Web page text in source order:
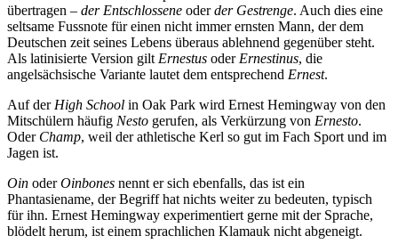
übertragen – der Entschlossene oderderGestrenge. Auch dies eine
seltsame Fussnote für einen nicht immer ernsten Mann, der dem
Deutschen zeit seines Lebens überaus ablehnend gegenüber steht.
Als latinisierte Version gilt Ernestus oderErnestinus, die
angelsächsische Variante lautet dem entsprechend Ernest.
Auf der High School in Oak Park wird Ernest Hemingway von den
Mitschülern häufig Nesto gerufen, als Verkürzung von Ernesto.
Oder Champ, weil der athletische Kerl so gut im Fach Sport und im
Jagen ist.
Oin oderOinbones nennt er sich ebenfalls, das ist ein
Phantasiename, der Begriff hat nichts weiter zu bedeuten, typisch
für ihn. Ernest Hemingway experimentiert gerne mit der Sprache,
blödelt herum, ist einem sprachlichen Klamauk nicht abgeneigt.